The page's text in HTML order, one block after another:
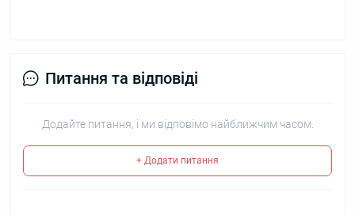
Питання та відповіді
Додайте питання, і ми відповімо найближчим часом.
+ Додати питання